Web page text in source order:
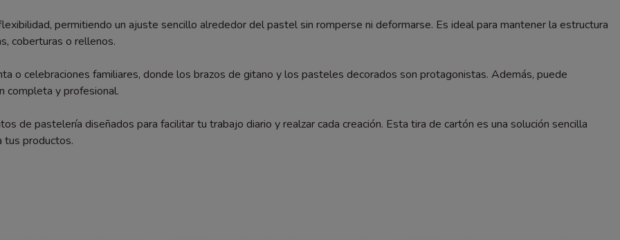
permitiendo un ajuste sencillo alrededor del pastel sin romperse ni deformarse. Es ideal para mantener la estructura
coberturas o rellenos.
o celebraciones familiares, donde los brazos de gitano y los pasteles decorados son protagonistas. Además, puede
completa y profesional.
de pastelería diseñados para facilitar tu trabajo diario y realzar cada creación. Esta tira de cartón es una solución sencilla
tus productos.